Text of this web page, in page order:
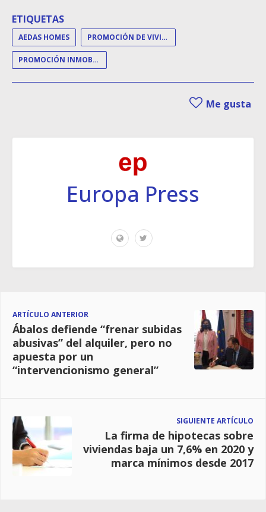
ETIQUETAS
AEDAS HOMES PROMOCIÓN DE VIVIENDAS
PROMOCIÓN INMOBILIARIA
Me gusta
Europa Press
ARTÍCULO ANTERIOR
Ábalos defiende “frenar subidas
abusivas” del alquiler, pero no
apuesta por un
“intervencionismo general”
SIGUIENTE ARTÍCULO
La firma de hipotecas sobre
viviendas baja un 7,6% en 2020 y
marca mínimos desde 2017